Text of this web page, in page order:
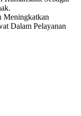
Meningkatkan
Dalam Pelayanan